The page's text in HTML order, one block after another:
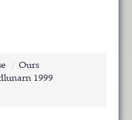
Ours
1999